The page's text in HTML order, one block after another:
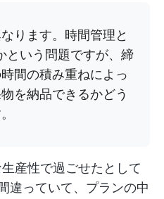
ります。時間管理と
という問題ですが、締
間の積み重ねによっ
を納品できるかどう
産性で過ごせたとして
違っていて、プランの中